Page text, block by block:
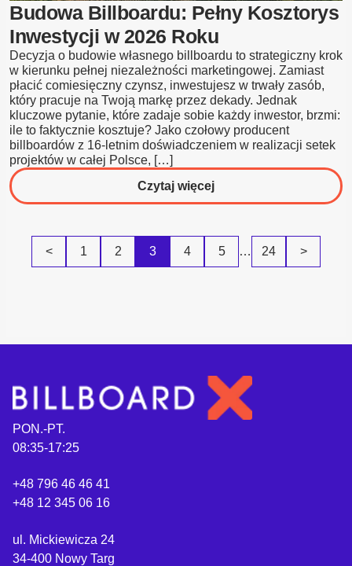
Budowa Billboardu: Pełny Kosztorys
Inwestycji w 2026 Roku
Decyzja o budowie własnego billboardu to strategiczny krok
w kierunku pełnej niezależności marketingowej. Zamiast
płacić comiesięczny czynsz, inwestujesz w trwały zasób,
który pracuje na Twoją markę przez dekady. Jednak
kluczowe pytanie, które zadaje sobie każdy inwestor, brzmi:
ile to faktycznie kosztuje? Jako czołowy producent
billboardów z 16-letnim doświadczeniem w realizacji setek
projektów w całej Polsce, […]
Czytaj więcejo
Budowa
Pełny
Kosztorys
Roku
< 1 2 3 4 5 … 24 >
PON.-PT.
08:35-17:25
+48 796 46 46 41
+48 12 345 06 16
ul. Mickiewicza 24
34-400 Nowy Targ